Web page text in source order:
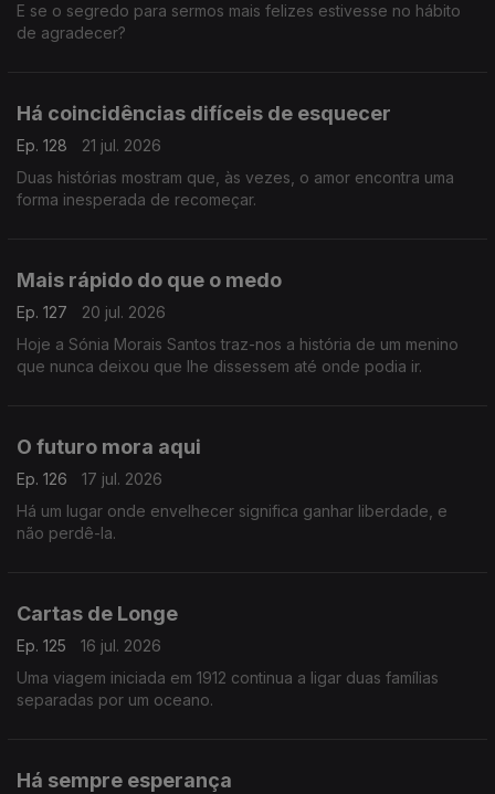
E se o segredo para sermos mais felizes estivesse no hábito
de agradecer?
Há coincidências difíceis de esquecer
Ep. 128
21 jul. 2026
Duas histórias mostram que, às vezes, o amor encontra uma
forma inesperada de recomeçar.
Mais rápido do que o medo
Ep. 127
20 jul. 2026
Hoje a Sónia Morais Santos traz-nos a história de um menino
que nunca deixou que lhe dissessem até onde podia ir.
O futuro mora aqui
Ep. 126
17 jul. 2026
Há um lugar onde envelhecer significa ganhar liberdade, e
não perdê-la.
Cartas de Longe
Ep. 125
16 jul. 2026
Uma viagem iniciada em 1912 continua a ligar duas famílias
separadas por um oceano.
Há sempre esperança